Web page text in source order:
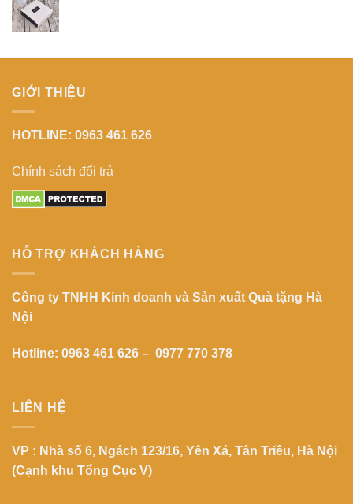
GIỚI THIỆU
HOTLINE: 0963 461 626
Chính sách đổi trả
HỖ TRỢ KHÁCH HÀNG
Công ty TNHH Kinh doanh và Sản xuất Quà tặng Hà
Nội
Hotline: 0963 461 626 – 0977 770 378
LIÊN HỆ
VP : Nhà số 6, Ngách 123/16, Yên Xá, Tân Triều, Hà Nội
(Cạnh khu Tổng Cục V)